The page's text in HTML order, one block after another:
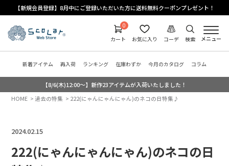
【新規会員登録】8月中にご登録いただいた方に送料無料クーポンプレゼント！
検索
コーデ
お気に入り
0
カート
メニュー
新着アイテム 再入荷 ランキング 在庫わずか 今月のカタログ コラム
【8/6(木)12:00～】新作23アイテムが入荷いたしました！
HOME 過去の特集 222(にゃんにゃんにゃん)のネコの日特集♪
2024.02.15
222(にゃんにゃんにゃん)のネコの日